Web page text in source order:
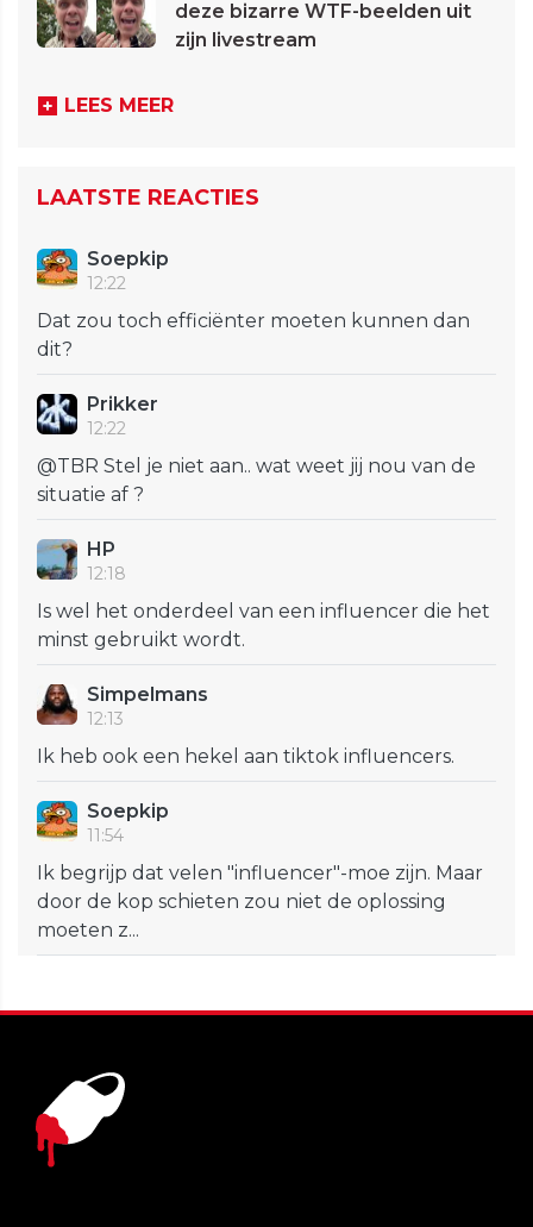
deze bizarre WTF-beelden uit
zijn livestream
LEES MEER
LAATSTE REACTIES
Soepkip
12:22
Dat zou toch efficiënter moeten kunnen dan
dit?
Prikker
12:22
@TBR Stel je niet aan.. wat weet jij nou van de
situatie af ?
HP
12:18
Is wel het onderdeel van een influencer die het
minst gebruikt wordt.
Simpelmans
12:13
Ik heb ook een hekel aan tiktok influencers.
Soepkip
11:54
Ik begrijp dat velen "influencer"-moe zijn. Maar
door de kop schieten zou niet de oplossing
moeten z...